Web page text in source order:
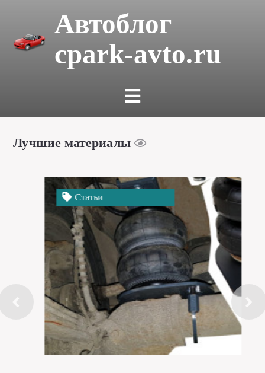
Автоблог
cpark-avto.ru
Лучшие материалы
Статьи